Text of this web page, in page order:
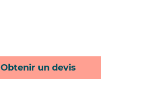
Obtenir un devis